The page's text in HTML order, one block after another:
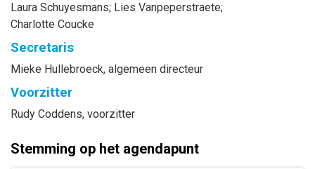
Laura Schuyesmans; Lies Vanpeperstraete;
Charlotte Coucke
Secretaris
Mieke Hullebroeck, algemeen directeur
Voorzitter
Rudy Coddens, voorzitter
Stemming op het agendapunt